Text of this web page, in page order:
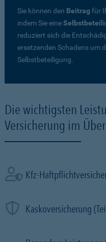
Sie können den Beitrag für
indem Sie eine
reduziert sich die
ersetzenden Schadens um
Selbstbeteiligung.
Die wichtigsten
Versicherung im
Kfz-
Kaskoversicherung